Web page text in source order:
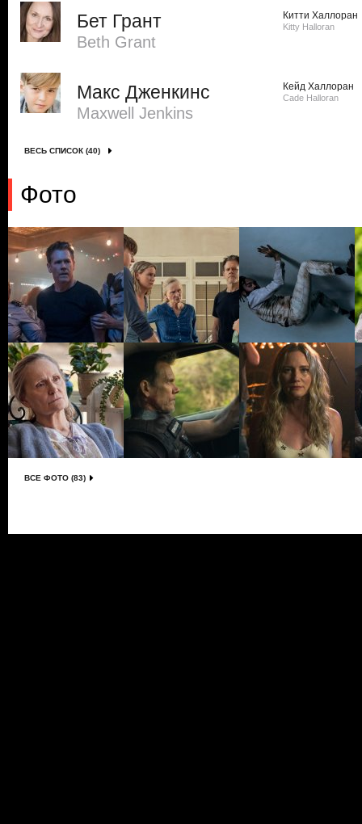
Бет Грант
Beth Grant
Китти Халлоран
Kitty Halloran
Макс Дженкинс
Maxwell Jenkins
Кейд Халлоран
Cade Halloran
ВЕСЬ СПИСОК (40)
Фото
ВСЕ ФОТО (83)